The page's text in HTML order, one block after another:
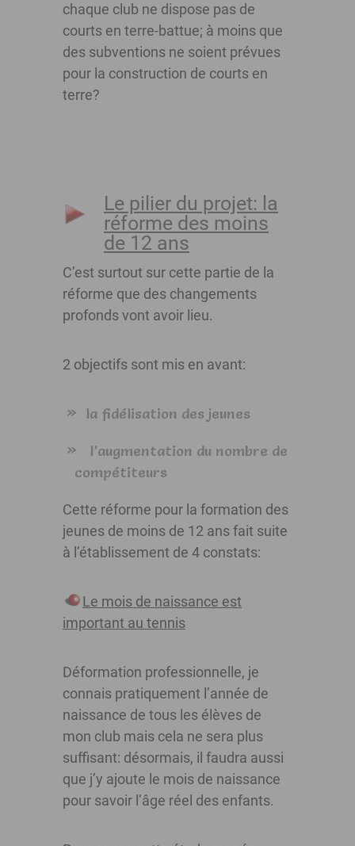
chaque club ne dispose pas de
courts en terre-battue; à moins que
des subventions ne soient prévues
pour la construction de courts en
terre?
Le pilier du projet: la
réforme des moins
de 12 ans
C’est surtout sur cette partie de la
réforme que des changements
profonds vont avoir lieu.
2 objectifs sont mis en avant:
la fidélisation des jeunes
l’augmentation du nombre de
compétiteurs
Cette réforme pour la formation des
jeunes de moins de 12 ans fait suite
à l’établissement de 4 constats:
Le mois de naissance est
important au tennis
Déformation professionnelle, je
connais pratiquement l’année de
naissance de tous les élèves de
mon club mais cela ne sera plus
suffisant: désormais, il faudra aussi
que j’y ajoute le mois de naissance
pour savoir l’âge réel des enfants.